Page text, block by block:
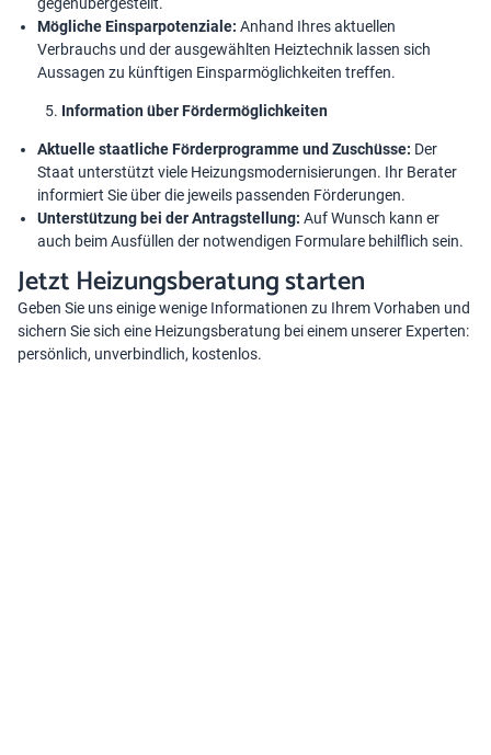
Mögliche Einsparpotenziale: Anhand Ihres aktuellen
Verbrauchs und der ausgewählten Heiztechnik lassen sich
Aussagen zu künftigen Einsparmöglichkeiten treffen.
Information über Fördermöglichkeiten
Aktuelle staatliche Förderprogramme und Zuschüsse: Der
Staat unterstützt viele Heizungsmodernisierungen. Ihr Berater
informiert Sie über die jeweils passenden Förderungen.
Unterstützung bei der Antragstellung: Auf Wunsch kann er
auch beim Ausfüllen der notwendigen Formulare behilflich sein.
Jetzt Heizungsberatung starten
Geben Sie uns einige wenige Informationen zu Ihrem Vorhaben und
sichern Sie sich eine Heizungsberatung bei einem unserer Experten:
persönlich, unverbindlich, kostenlos.